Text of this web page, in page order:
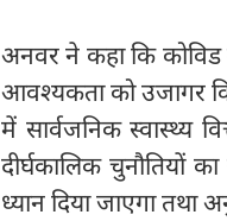
अनवर ने कहा कि कोविड
आवश्यकता को उजागर
में सार्वजनिक स्वास्थ्य
दीर्घकालिक चुनौतियों
ध्यान दिया जाएगा तथा